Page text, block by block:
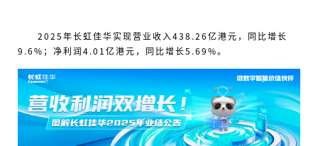
2025年长虹佳华实现营业收入438.26亿港元，同比增长
9.6%；净利润4.01亿港元，同比增长5.69%。